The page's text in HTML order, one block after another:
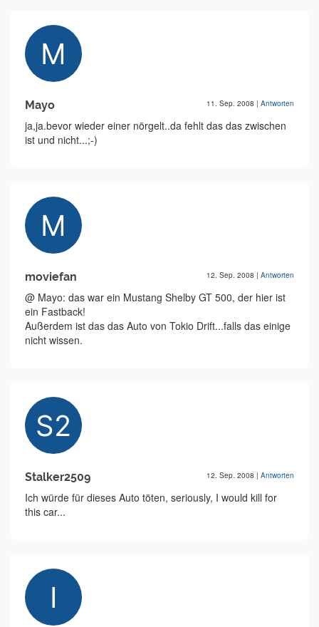
Mayo 11. Sep. 2008 | Antworten
ja,ja.bevor wieder einer nörgelt..da fehlt das das zwischen
ist und nicht...;-)
moviefan 12. Sep. 2008 | Antworten
@ Mayo: das war ein Mustang Shelby GT 500, der hier ist
ein Fastback!
Außerdem ist das das Auto von Tokio Drift...falls das einige
nicht wissen.
Stalker2509 12. Sep. 2008 | Antworten
Ich würde für dieses Auto töten, seriously, I would kill for
this car...